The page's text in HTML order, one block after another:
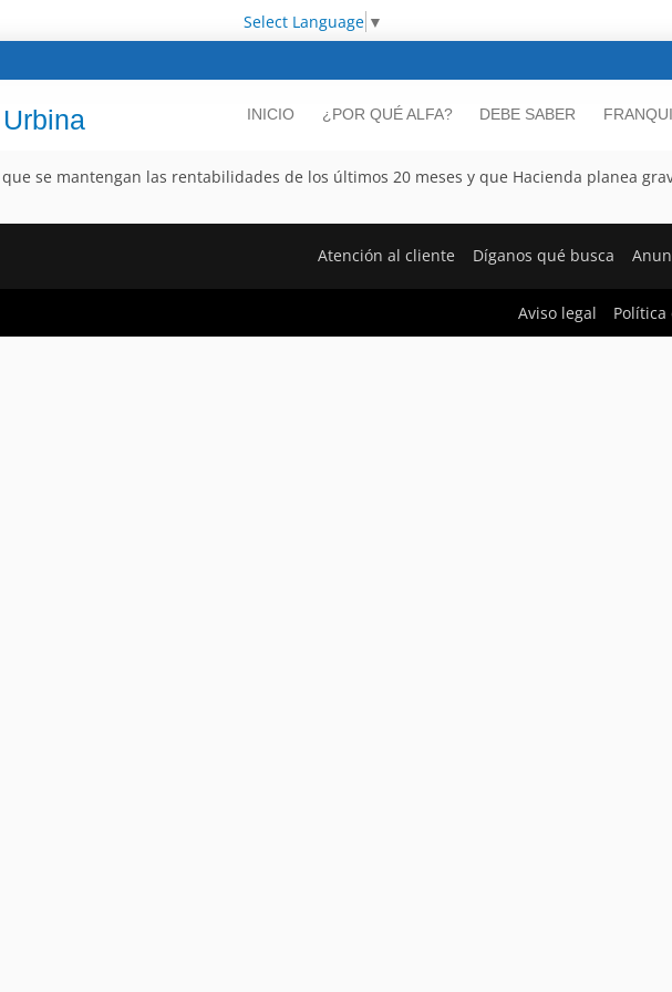
Select Language ▼
INICIO ¿POR QUÉ ALFA? DEBE SABER
se mantengan las rentabilidades de los últimos 20 meses y que Hacienda planea
Atención al cliente Díganos qué busca
Aviso legal Política